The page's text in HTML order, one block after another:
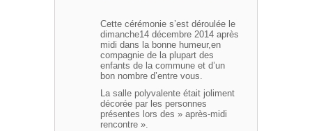
Cette cérémonie s’est déroulée le
dimanche14 décembre 2014 après
midi dans la bonne humeur,en
compagnie de la plupart des
enfants de la commune et d’un
bon nombre d’entre vous.
La salle polyvalente était joliment
décorée par les personnes
présentes lors des » après-midi
rencontre ».